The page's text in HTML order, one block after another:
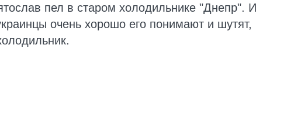
пел в старом холодильнике "Днепр". И
очень хорошо его понимают и шутят,